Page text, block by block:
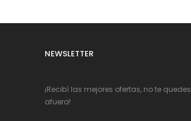
NEWSLETTER
¡Recibí las mejores ofertas, no te quedes
afuera!